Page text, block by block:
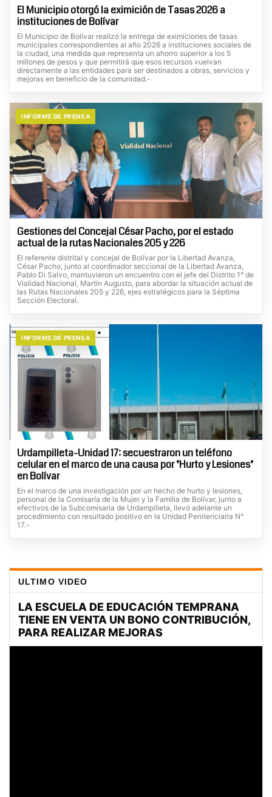
El Municipio otorgó la eximición de Tasas 2026 a
instituciones de Bolívar
El Municipio de Bolívar realizó la entrega de eximiciones de tasas
municipales correspondientes al año 2026 a instituciones sociales de
la ciudad, una medida que representa un ahorro superior a los 5
millones de pesos y que permitirá que esos recursos vuelvan
directamente a las entidades para ser destinados a obras, servicios y
mejoras en beneficio de la comunidad.-
INFORME DE PRENSA
Gestiones del Concejal César Pacho, por el estado
actual de la rutas Nacionales 205 y 226
El referente distrital y concejal de Bolívar por la Libertad Avanza,
César Pacho, junto al coordinador seccional de la Libertad Avanza,
Pablo Di Salvo, mantuvieron un encuentro con el jefe del Distrito 1° de
Vialidad Nacional, Martín Augusto, para abordar la situación actual de
las Rutas Nacionales 205 y 226, ejes estratégicos para la Séptima
Sección Electoral.
INFORME DE PRENSA
Urdampilleta-Unidad 17: secuestraron un teléfono
celular en el marco de una causa por "Hurto y Lesiones"
en Bolívar
En el marco de una investigación por un hecho de hurto y lesiones,
personal de la Comisaría de la Mujer y la Familia de Bolívar, junto a
efectivos de la Subcomisaría de Urdampilleta, llevó adelante un
procedimiento con resultado positivo en la Unidad Penitenciaria N°
17.-
ULTIMO VIDEO